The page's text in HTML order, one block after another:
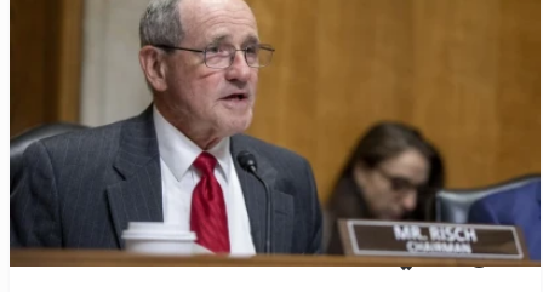
مشرع أمريكي يدعو لطرد روسيا من سوريا